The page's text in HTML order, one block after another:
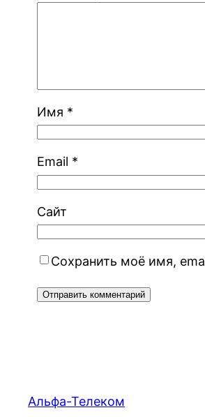
Имя *
Email *
Сайт
Сохранить моё имя,
Альфа-Телеком